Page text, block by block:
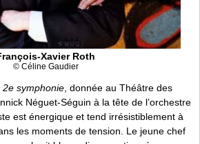
Xavier Roth
© Céline Gaudier
2e symphonie, donnée au Théâtre des
Néguet-Séguin à la tête de l’orchestre
est énergique et tend irrésistiblement à
les moments de tension. Le jeune chef